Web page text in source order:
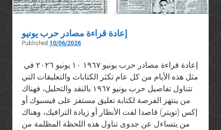
مقابلات في الإعلام
إعادة قراءة مصادر حرب يونيو
Published 10/06/2026
مثل هذه الأيام من كل عام تكثر الكتابات والتعليقات التي
تتناول تفاصيل حرب يونيو ١٩٦٧ بالنقد والتحليل، فهناك
من ينتهز الفرصة لكتابة تعليق مستفز على فيسبوك أو
إكس (تويتر) قاصدا لفت الأنظار أو زيادة الترافيك، وهناك
من يتساءل عن جدوى تناول هذه اللحظة المظلمة من